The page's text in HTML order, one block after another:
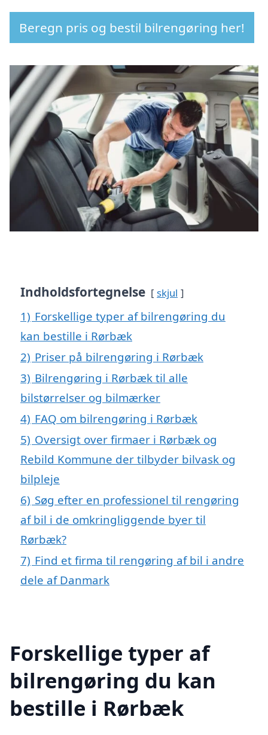
Beregn pris og bestil bilrengøring her!
Indholdsfortegnelse skjul
1) Forskellige typer af bilrengøring du
kan bestille i Rørbæk
2) Priser på bilrengøring i Rørbæk
3) Bilrengøring i Rørbæk til alle
bilstørrelser og bilmærker
4) FAQ om bilrengøring i Rørbæk
5) Oversigt over firmaer i Rørbæk og
Rebild Kommune der tilbyder bilvask og
bilpleje
6) Søg efter en professionel til rengøring
af bil i de omkringliggende byer til
Rørbæk?
7) Find et firma til rengøring af bil i andre
dele af Danmark
Forskellige typer af
bilrengøring du kan
bestille i Rørbæk